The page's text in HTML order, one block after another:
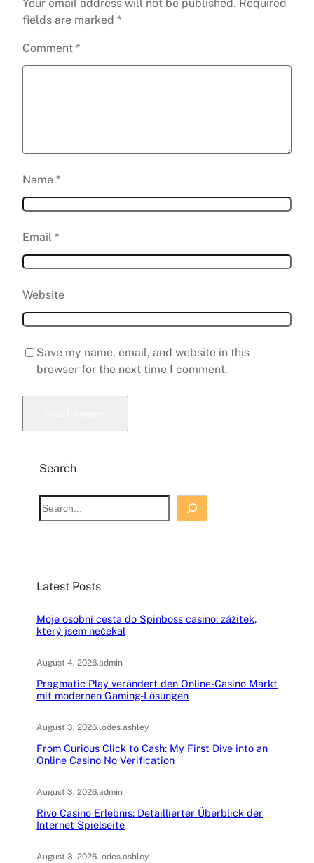
Your email address will not be published. Required
fields are marked *
Comment *
Name *
Email *
Website
Save my name, email, and website in this
browser for the next time I comment.
Search
S
e
h
Latest Posts
Moje osobní cesta do Spinboss casino: zážitek,
který jsem nečekal
August 4, 2026.admin
Pragmatic Play verändert den Online-Casino Markt
mit modernen Gaming-Lösungen
August 3, 2026.lodes.ashley
From Curious Click to Cash: My First Dive into an
Online Casino No Verification
August 3, 2026.admin
Rivo Casino Erlebnis: Detaillierter Überblick der
Internet Spielseite
August 3, 2026.lodes.ashley